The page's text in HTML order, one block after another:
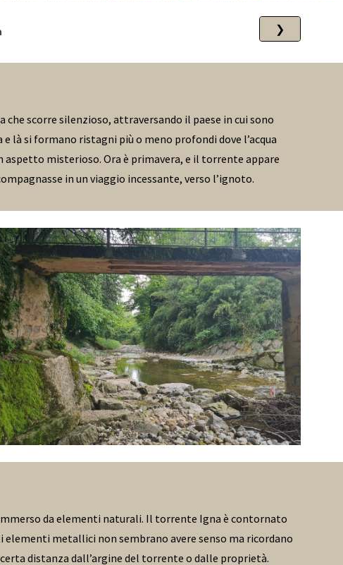
❯
che scorre silenzioso, attraversando il paese in cui sono
là si formano ristagni più o meno profondi dove l’acqua
misterioso. Ora è primavera, e il torrente appare
in un viaggio incessante, verso l’ignoto.
da elementi naturali. Il torrente Igna è contornato
metallici non sembrano avere senso ma ricordano
distanza dall’argine del torrente o dalle proprietà.